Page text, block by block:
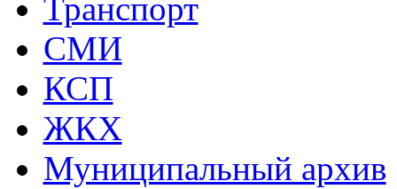
Транспорт
СМИ
КСП
ЖКХ
Муниципальный архив